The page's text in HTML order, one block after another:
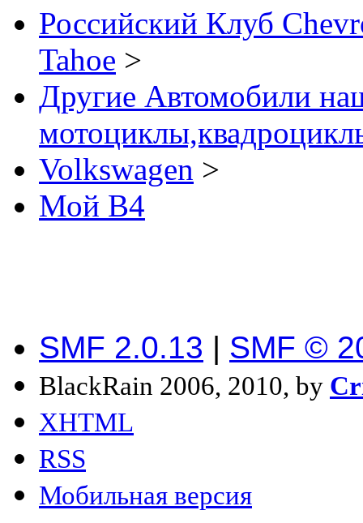
Российский Клуб
Tahoe >
Другие Автомобили
Volkswagen >
Мой B4
SMF 2.0.13 | SMF ©
BlackRain 2006, 2010, by
XHTML
RSS
Мобильная версия